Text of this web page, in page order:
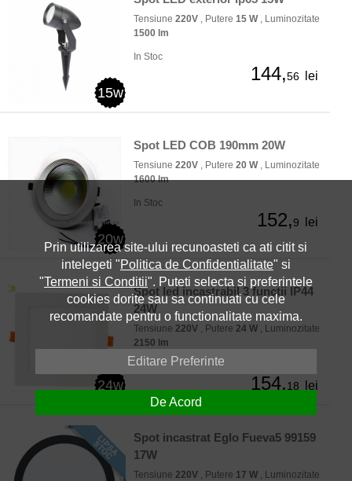
15w
Tensiune 220V , Putere 15 W, Luminozitate
1500 lm
In Stoc
144,56 lei
20w
Spot LED COB 190mm 20W
Tensiune 220V , Putere 20 W, Luminozitate
1600 lm
In Stoc
152,9 lei
24w
Spot led incastrabil 3 functii IP44
24W
Tensiune 220V , Putere 24 W , Luminozitate
2150 lm
In Stoc
154,18 lei
Spot incastrat Eglo Fueva5 99159
17W
Tensiune 220V , Putere 17 W , Luminozitate
Prin utilizarea site-ului recunoasteti ca ati citit si
intelegeti "Politica de Confidentialitate" si
"Termeni si Conditii". Puteti selecta si preferintele
cookies dorite sau sa continuati cu cele
recomandate pentru o functionalitate maxima.
Editare Preferinte
De Acord